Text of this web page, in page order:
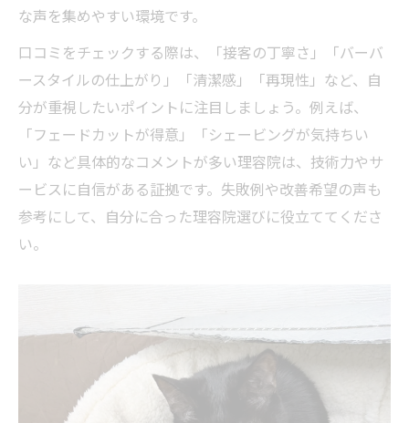
な声を集めやすい環境です。
口コミをチェックする際は、「接客の丁寧さ」「バーバ
ースタイルの仕上がり」「清潔感」「再現性」など、自
分が重視したいポイントに注目しましょう。例えば、
「フェードカットが得意」「シェービングが気持ちい
い」など具体的なコメントが多い理容院は、技術力やサ
ービスに自信がある証拠です。失敗例や改善希望の声も
参考にして、自分に合った理容院選びに役立ててくださ
い。